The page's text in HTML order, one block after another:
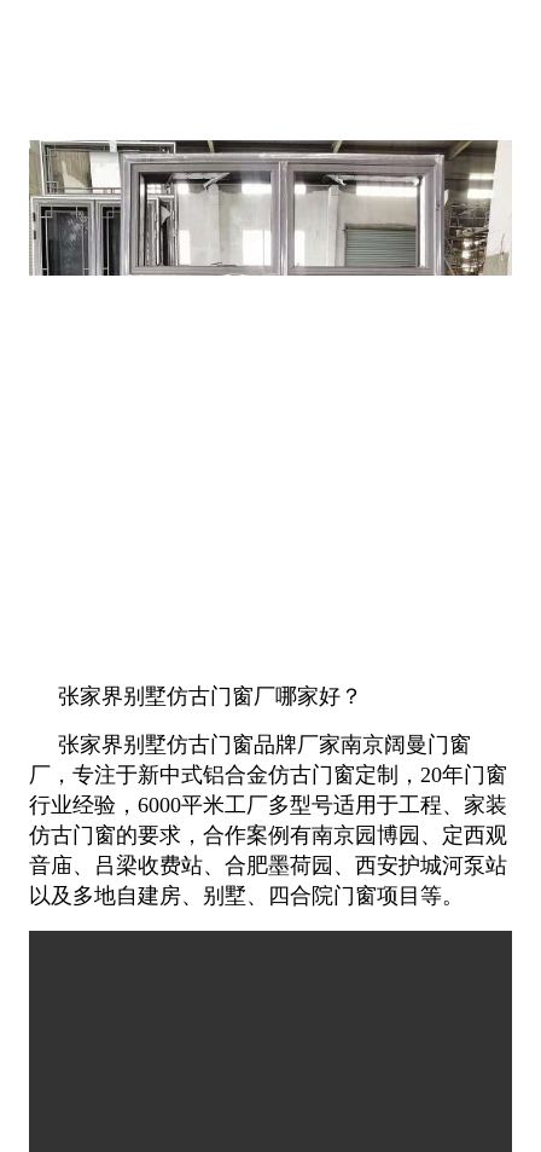
张家界别墅仿古门窗厂哪家好？
张家界别墅仿古门窗品牌厂家南京阔曼门窗
厂，专注于新中式铝合金仿古门窗定制，20年门窗
行业经验，6000平米工厂多型号适用于工程、家装
仿古门窗的要求，合作案例有南京园博园、定西观
音庙、吕梁收费站、合肥墨荷园、西安护城河泵站
以及多地自建房、别墅、
四合院门窗项目等。